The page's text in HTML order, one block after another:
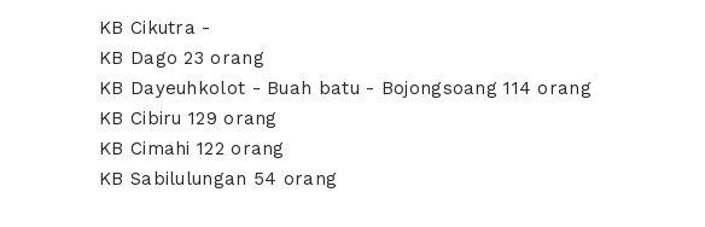
KB Cikutra -
KB Dago 23 orang
KB Dayeuhkolot - Buah batu - Bojongsoang 114 orang
KB Cibiru 129 orang
KB Cimahi 122 orang
KB Sabilulungan 54 orang